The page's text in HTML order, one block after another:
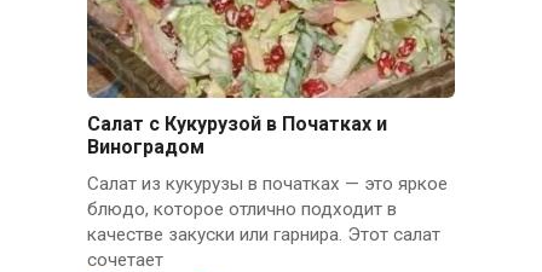
Салат с Кукурузой в Початках и
Виноградом
Салат из кукурузы в початках — это яркое
блюдо, которое отлично подходит в
качестве закуски или гарнира. Этот салат
сочетает